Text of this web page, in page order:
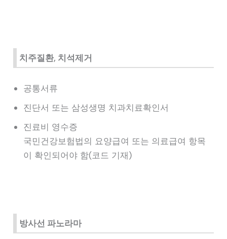
치주질환, 치석제거
공통서류
진단서 또는 삼성생명 치과치료확인서
진료비 영수증
국민건강보험법의 요양급여 또는 의료급여 항목
이 확인되어야 함(코드 기재)
방사선 파노라마